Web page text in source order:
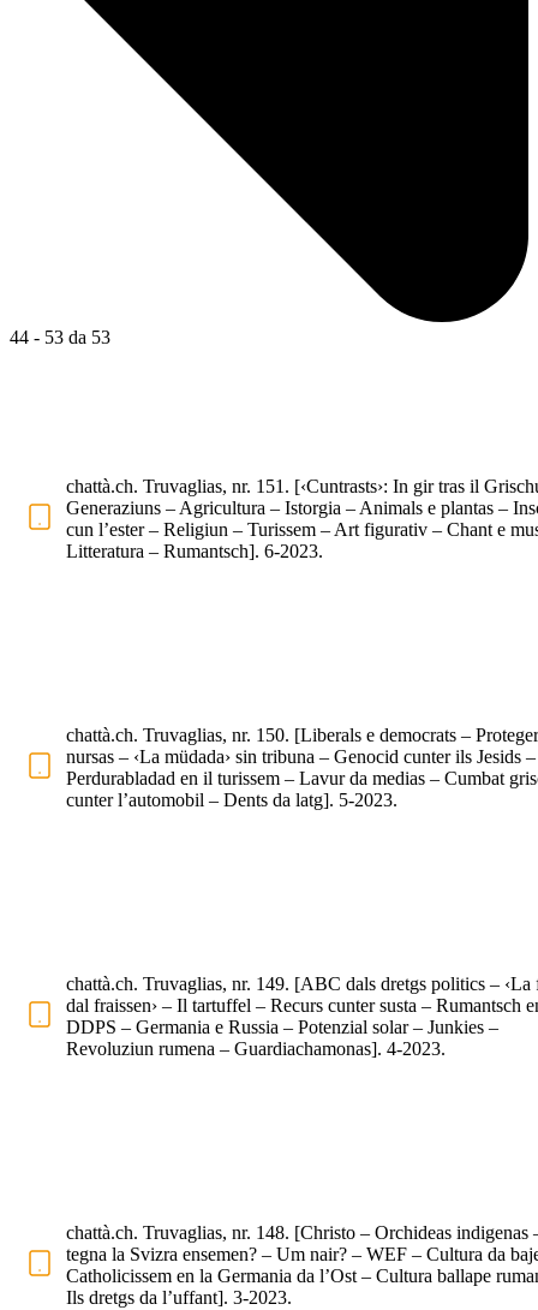
44 - 53 da 53
chattà.ch. Truvaglias, nr. 151. [‹Cuntrasts›: In gir tras il
Generaziuns – Agricultura – Istorgia – Animals e plantas –
cun l’ester – Religiun – Turissem – Art figurativ – Chant e
Litteratura – Rumantsch]. 6-2023.
chattà.ch. Truvaglias, nr. 150. [Liberals e democrats –
nursas – ‹La müdada› sin tribuna – Genocid cunter ils Jesids –
Perdurabladad en il turissem – Lavur da medias – Cumbat
cunter l’automobil – Dents da latg]. 5-2023.
chattà.ch. Truvaglias, nr. 149. [ABC dals dretgs politics – ‹La
dal fraissen› – Il tartuffel – Recurs cunter susta – Rumantsch
DDPS – Germania e Russia – Potenzial solar – Junkies –
Revoluziun rumena – Guardiachamonas]. 4-2023.
chattà.ch. Truvaglias, nr. 148. [Christo – Orchideas indigenas
tegna la Svizra ensemen? – Um nair? – WEF – Cultura da
Catholicissem en la Germania da l’Ost – Cultura ballape
Ils dretgs da l’uffant]. 3-2023.